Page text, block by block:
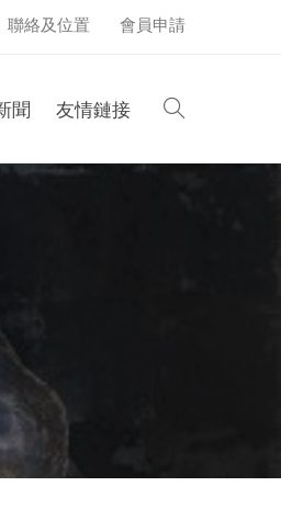
聯絡及位置 會員申請
聞 友情鏈接